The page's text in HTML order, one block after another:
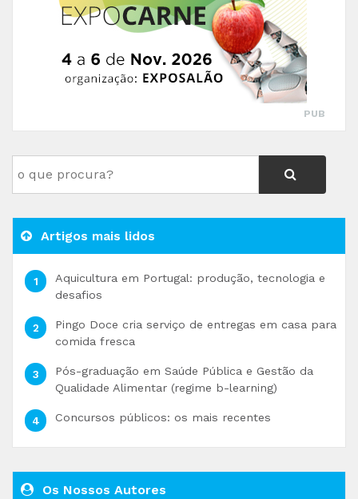
PUB
Artigos mais lidos
Aquicultura em Portugal: produção, tecnologia e
desafios
Pingo Doce cria serviço de entregas em casa para
comida fresca
Pós-graduação em Saúde Pública e Gestão da
Qualidade Alimentar (regime b-learning)
Concursos públicos: os mais recentes
Os Nossos Autores